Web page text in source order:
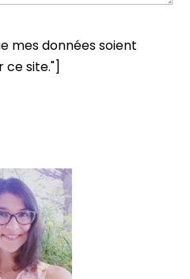
mes données soient
ce site."]